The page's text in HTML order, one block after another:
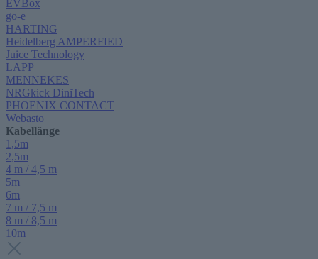
EVBox
go-e
HARTING
Heidelberg AMPERFIED
Juice Technology
LAPP
MENNEKES
NRGkick DiniTech
PHOENIX CONTACT
Webasto
Kabellänge
1,5m
2,5m
4 m / 4,5 m
5m
6m
7 m / 7,5 m
8 m / 8,5 m
10m